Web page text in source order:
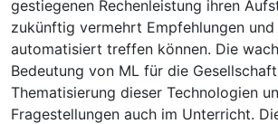
gestiegenen Rechenleistung ihren
zukünftig vermehrt Empfehlungen und
automatisiert treffen können. Die
Bedeutung von ML für die
Thematisierung dieser Technologien
Fragestellungen auch im Unterricht.